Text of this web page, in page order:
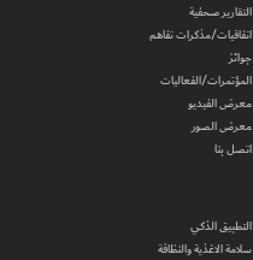
التقارير صحفية
اتفاقيات/مذكرات تفاهم
جوائز
المؤتمرات/الفعاليات
معرض الفيديو
معرض الصور
اتصل بنا
التطبيق الذكي
سلامة الاغذية والنظافة